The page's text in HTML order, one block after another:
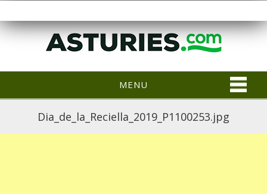
MENU
Dia_de_la_Reciella_2019_P1100253.jpg